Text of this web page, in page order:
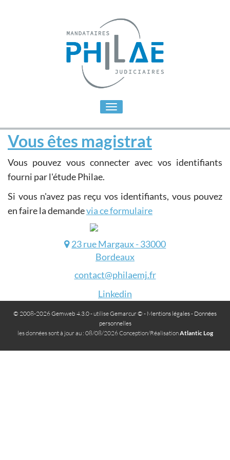
Toggle
Vous êtes magistrat
Vous pouvez vous connecter avec vos identifiants
fourni par l'étude Philae.
Si vous n'avez pas reçu vos identifiants, vous pouvez
en faire la demandevia ce formulaire
23 rue Margaux - 33000
Bordeaux
contact@philaemj.fr
Linkedin
© 2008-2026 Gemweb 4.3.0- utiliseGemarcur © - Mentions légales- Données
personnelles
les données sont à jour au : 08/08/2026 Conception/RéalisationAtlantic Log